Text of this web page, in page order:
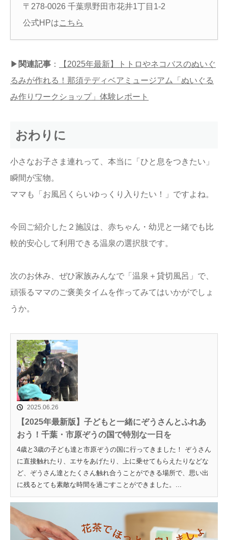
〒278-0026 千葉県野田市花井1丁目1-2
公式HPはこちら
▶ 関連記事 ：
【2025年最新】トトロやネコバスのぬいぐ
るみが作れる！那須テディベアミュージアム「ぬいぐる
み作りワークショップ」体験レポート
おわりに
小さなお子さま連れって、本当に「ひと息をつきたい」
瞬間が宝物。
ママも「お風呂くらいゆっくり入りたい！」ですよね。
今回ご紹介した２施設は、赤ちゃん・幼児と一緒でも比
較的安心して利用できる温泉の選択肢です。
次のお休み、ぜひ家族みんなで「温泉＋貸切風呂」で、
頑張るママのご褒美タイムを作ってみてはいかがでしょ
うか。
2025.06.26
【2025年最新版】子どもと一緒にぞうさんとふれあ
おう！千葉・市原ぞうの国で特別な一日を
4歳と3歳の子ども達と市原ぞうの国に行ってきました！ ぞうさん
に直接触れたり、エサをあげたり、上に乗せてもらえたりなどな
ど、ぞうさん達とたくさん触れ合うことができる場所で、思い出
に残るとても素敵な時間を過ごすことができました。...